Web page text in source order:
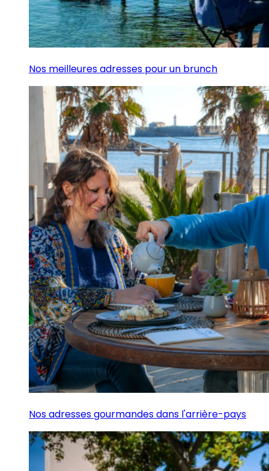
Nos meilleures adresses pour un brunch
Nos adresses gourmandes dans l'arrière-pays